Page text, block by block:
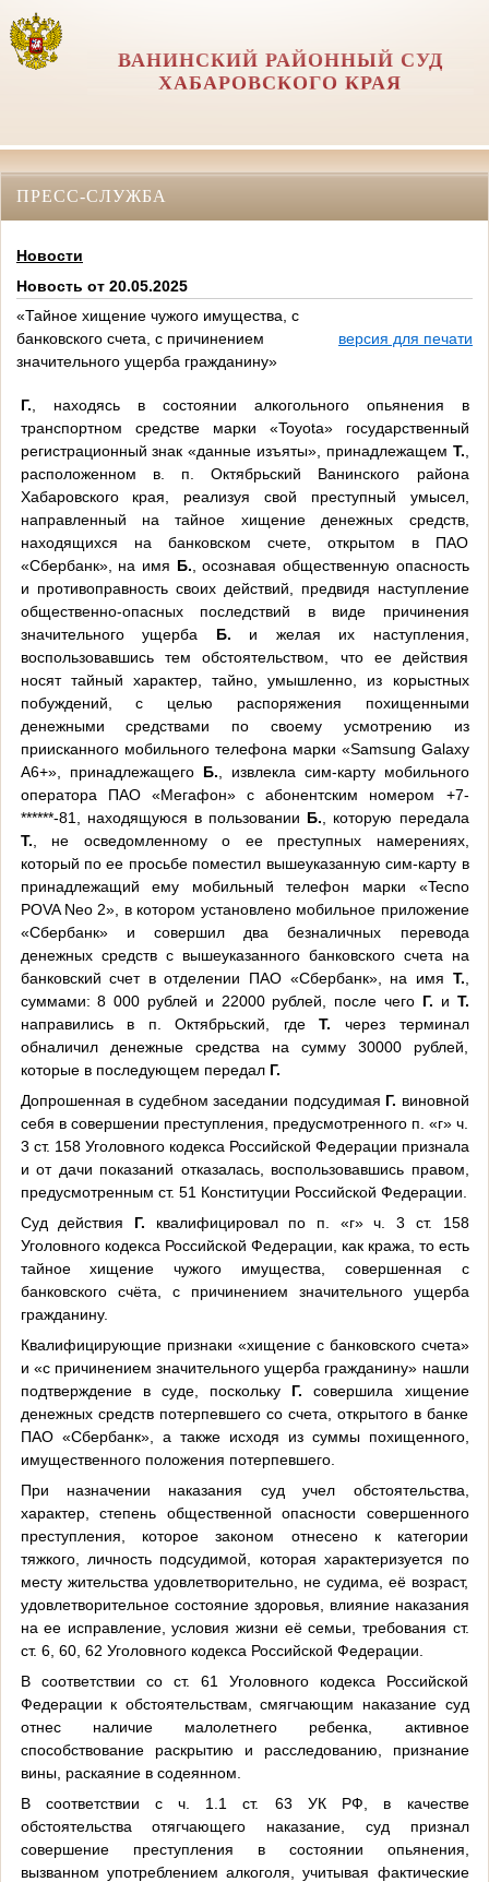
ВАНИНСКИЙ РАЙОННЫЙ СУД
ХАБАРОВСКОГО КРАЯ
ПРЕСС-СЛУЖБА
Новости
Новость от 20.05.2025
«Тайное хищение чужого имущества, с
банковского счета, с причинением
значительного ущерба гражданину»
версия для печати
Г. , находясь в состоянии алкогольного опьянения в
транспортном средстве марки «Toyota» государственный
регистрационный знак «данные изъяты», принадлежащем Т.
расположенном в. п. Октябрьский Ванинского района
Хабаровского края, реализуя свой преступный умысел,
направленный на тайное хищение денежных средств,
находящихся на банковском счете, открытом в ПАО
«Сбербанк», на имя Б. , осознавая общественную опасность
и противоправность своих действий, предвидя наступление
общественно-опасных последствий в виде причинения
значительного ущерба Б. и желая их наступления,
воспользовавшись тем обстоятельством, что ее действия
носят тайный характер, тайно, умышленно, из корыстных
побуждений, с целью распоряжения похищенными
денежными средствами по своему усмотрению из
приисканного мобильного телефона марки «Samsung Galaxy
A6+», принадлежащего Б. , извлекла сим-карту мобильного
оператора ПАО «Мегафон» с абонентским номером +7-
******-81, находящуюся в пользовании Б. , которую передала
Т. , не осведомленному о ее преступных намерениях,
который по ее просьбе поместил вышеуказанную сим-карту в
принадлежащий ему мобильный телефон марки «Tecno
POVA Neo2», в котором установлено мобильное приложение
«Сбербанк» и совершил два безналичных перевода
денежных средств с вышеуказанного банковского счета на
банковский счет в отделении ПАО «Сбербанк», на имя Т.
суммами: 8 000 рублей и 22000 рублей, после чего Г. и Т.
направились в п. Октябрьский, гдеТ. через терминал
обналичил денежные средства на сумму 30000 рублей,
которые в последующем передал Г.
Допрошенная в судебном заседании подсудимая Г. виновной
себя в совершении преступления, предусмотренного п. «г» ч.
3 ст. 158 Уголовного кодекса Российской Федерации признала
и от дачи показаний отказалась, воспользовавшись правом,
предусмотренным ст. 51 Конституции Российской Федерации.
Суд действия Г. квалифицировал по п. «г» ч. 3 ст. 158
Уголовного кодекса Российской Федерации, как кража, то есть
тайное хищение чужого имущества, совершенная с
банковского счёта, с причинением значительного ущерба
гражданину.
Квалифицирующие признаки «хищение с банковского счета»
и «с причинением значительного ущерба гражданину» нашли
подтверждение в суде, поскольку Г. совершила хищение
денежных средств потерпевшего со счета, открытого в банке
ПАО «Сбербанк», а также исходя из суммы похищенного,
имущественного положения потерпевшего.
При назначении наказания суд учел обстоятельства,
характер, степень общественной опасности совершенного
преступления, которое законом отнесено к категории
тяжкого, личность подсудимой, которая характеризуется по
месту жительства удовлетворительно, не судима, её возраст,
удовлетворительное состояние здоровья, влияние наказания
на ее исправление, условия жизни её семьи, требования ст.
ст. 6, 60, 62 Уголовного кодекса Российской Федерации.
В соответствии со ст. 61 Уголовного кодекса Российской
Федерации к обстоятельствам, смягчающим наказание суд
отнес наличие малолетнего ребенка, активное
способствование раскрытию и расследованию, признание
вины, раскаяние в содеянном.
В соответствии с ч. 1.1 ст. 63 УК РФ, в качестве
обстоятельства отягчающего наказание, суд признал
совершение преступления в состоянии опьянения,
вызванном употреблением алкоголя, учитывая фактические